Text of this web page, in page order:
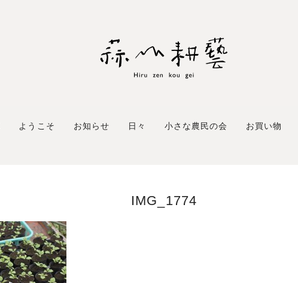
ようこそ お知らせ 日々 小さな農民の会 お買い物
IMG_1774